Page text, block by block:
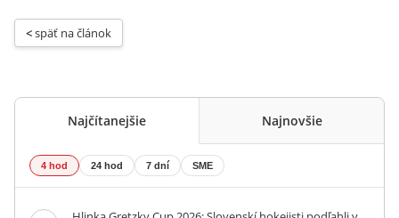
< späť na článok
Najčítanejšie Najnovšie
4 hod 24 hod 7 dní SME